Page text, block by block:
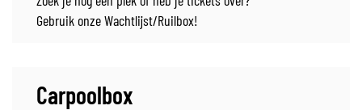
Gebruik onze Wachtlijst/Ruilbox!
Carpoolbox